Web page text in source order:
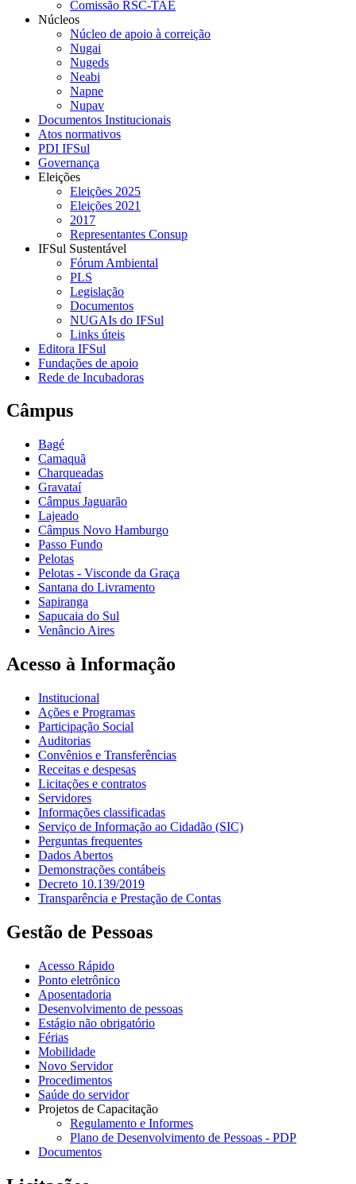
Comissão RSC-TAE
Núcleos
Núcleo de apoio à correição
Nugai
Nugeds
Neabi
Napne
Nupav
Documentos Institucionais
Atos normativos
PDI IFSul
Governança
Eleições
Eleições 2025
Eleições 2021
2017
Representantes Consup
IFSul Sustentável
Fórum Ambiental
PLS
Legislação
Documentos
NUGAIs do IFSul
Links úteis
Editora IFSul
Fundações de apoio
Rede de Incubadoras
Câmpus
Bagé
Camaquã
Charqueadas
Gravataí
Câmpus Jaguarão
Lajeado
Câmpus Novo Hamburgo
Passo Fundo
Pelotas
Pelotas - Visconde da Graça
Santana do Livramento
Sapiranga
Sapucaia do Sul
Venâncio Aires
Acesso à Informação
Institucional
Ações e Programas
Participação Social
Auditorias
Convênios e Transferências
Receitas e despesas
Licitações e contratos
Servidores
Informações classificadas
Serviço de Informação ao Cidadão (SIC)
Perguntas frequentes
Dados Abertos
Demonstrações contábeis
Decreto 10.139/2019
Transparência e Prestação de Contas
Gestão de Pessoas
Acesso Rápido
Ponto eletrônico
Aposentadoria
Desenvolvimento de pessoas
Estágio não obrigatório
Férias
Mobilidade
Novo Servidor
Procedimentos
Saúde do servidor
Projetos de Capacitação
Regulamento e Informes
Plano de Desenvolvimento de Pessoas - PDP
Documentos